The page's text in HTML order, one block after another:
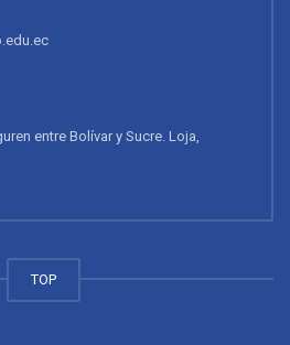
entre Bolívar y Sucre. Loja,
TOP